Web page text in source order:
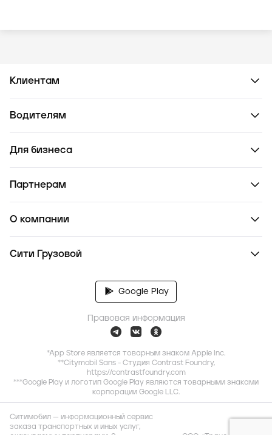
Клиентам
Водителям
Для бизнеса
Партнерам
О компании
Сити Грузовой
Google Play
Правовая информация
*App Store является товарным знаком Apple Inc.
**Citymobil Sans - Студия Contrast Foundry,
https://contrastfoundry.com
***Google Play и логотип Google Play являются товарными знаками
корпорации Google LLC.
Ситимобил — информационный сервис
заказа транспортных и иных услуг,